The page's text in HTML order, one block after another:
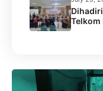
Dihadiri
Telkom
Gelar